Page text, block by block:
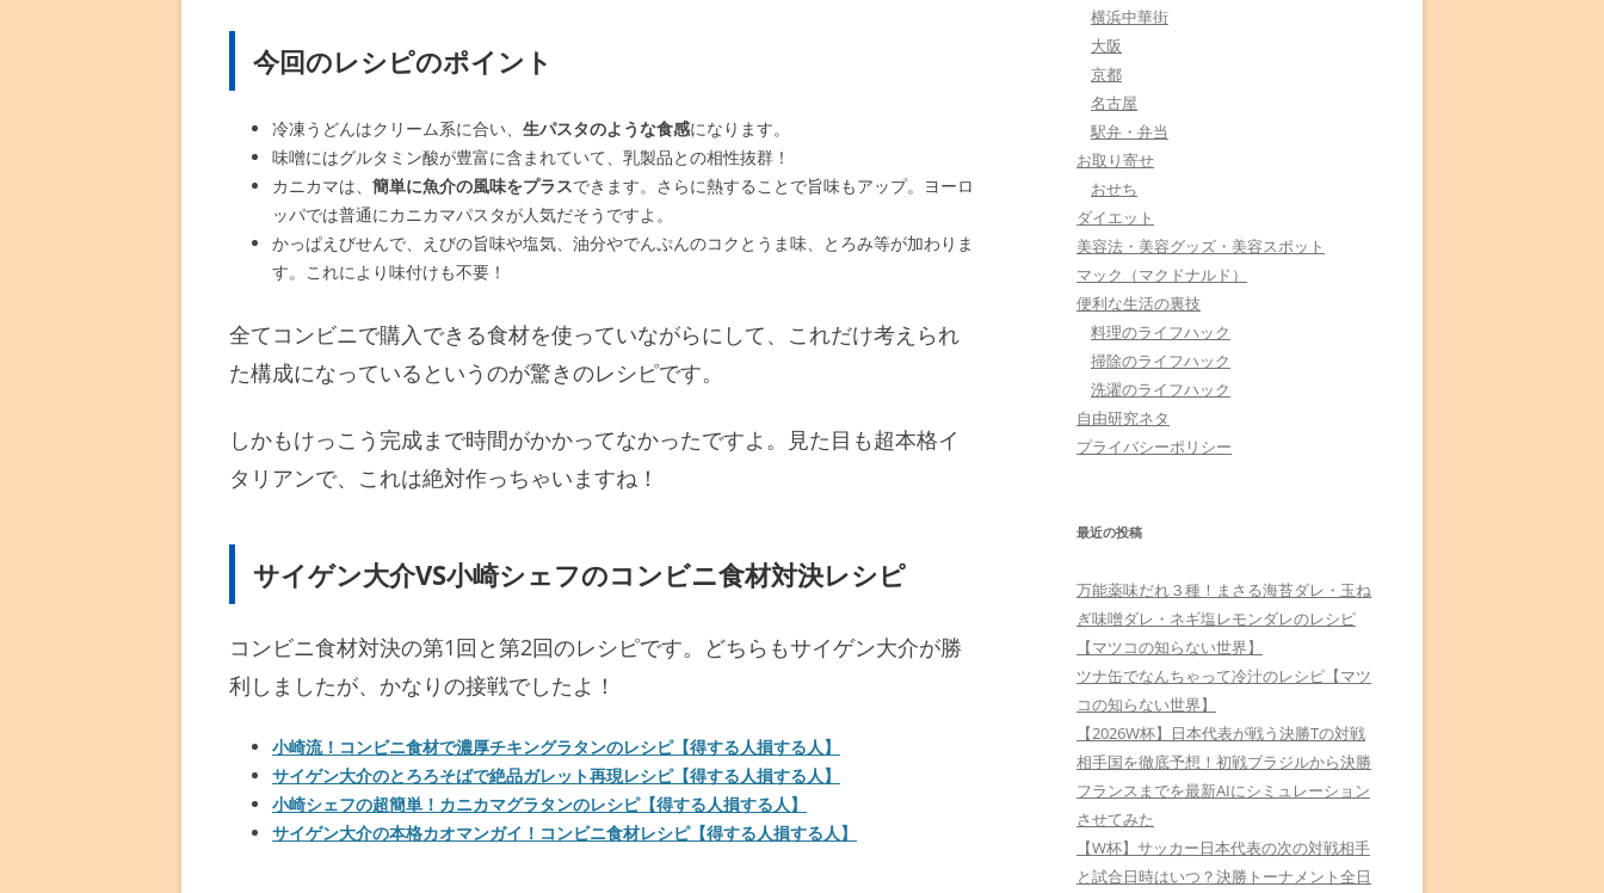
今回のレシピのポイント
冷凍うどんはクリーム系に合い、 生パスタのような食感になります。
味噌にはグルタミン酸が豊富に含まれていて、乳製品との相性抜群！
カニカマは、 簡単に魚介の風味をプラスできます。さらに熱することで旨味もアップ。ヨーロ
ッパでは普通にカニカマパスタが人気だそうですよ。
かっぱえびせんで、えびの旨味や塩気、油分やでんぷんのコクとうま味、とろみ等が加わりま
す。これにより味付けも不要！
全てコンビニで購入できる食材を使っていながらにして、これだけ考えられ
た構成になっているというのが驚きのレシピです。
しかもけっこう完成まで時間がかかってなかったですよ。見た目も超本格イ
タリアンで、これは絶対作っちゃいますね！
サイゲン大介VS小崎シェフのコンビニ食材対決レシピ
コンビニ食材対決の第1回と第2回のレシピです。どちらもサイゲン大介が勝
利しましたが、かなりの接戦でしたよ！
小崎流！コンビニ食材で濃厚チキングラタンのレシピ【得する人損する人】
サイゲン大介のとろろそばで絶品ガレット再現レシピ【得する人損する人】
小崎シェフの超簡単！カニカマグラタンのレシピ【得する人損する人】
サイゲン大介の本格カオマンガイ！コンビニ食材レシピ【得する人損する人】
横浜中華街
大阪
京都
名古屋
駅弁・弁当
お取り寄せ
おせち
ダイエット
美容法・美容グッズ・美容スポット
マック（マクドナルド）
便利な生活の裏技
料理のライフハック
掃除のライフハック
洗濯のライフハック
自由研究ネタ
プライバシーポリシー
最近の投稿
万能薬味だれ３種！まさる海苔ダレ・玉ね
ぎ味噌ダレ・ネギ塩レモンダレのレシピ
【マツコの知らない世界】
ツナ缶でなんちゃって冷汁のレシピ【マツ
コの知らない世界】
【2026W杯】日本代表が戦う決勝Tの対戦
相手国を徹底予想！初戦ブラジルから決勝
フランスまでを最新AIにシミュレーション
させてみた
【W杯】サッカー日本代表の次の対戦相手
と試合日時はいつ？決勝トーナメント全日